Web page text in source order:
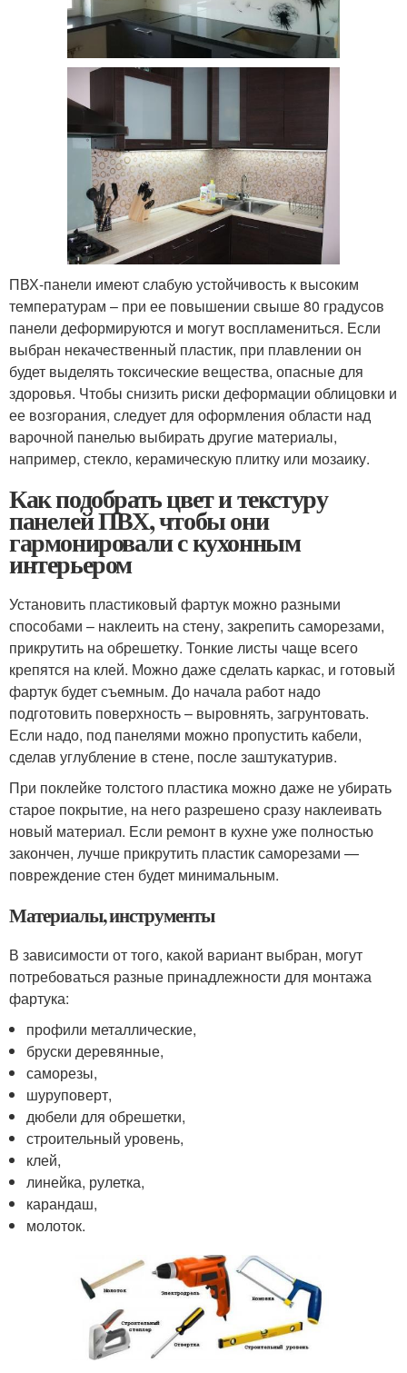
ПВХ-панели имеют слабую устойчивость к высоким
температурам – при ее повышении свыше 80 градусов
панели деформируются и могут воспламениться. Если
выбран некачественный пластик, при плавлении он
будет выделять токсические вещества, опасные для
здоровья. Чтобы снизить риски деформации облицовки и
ее возгорания, следует для оформления области над
варочной панелью выбирать другие материалы,
например, стекло, керамическую плитку или мозаику.
Как подобрать цвет и текстуру
панелей ПВХ, чтобы они
гармонировали с кухонным
интерьером
Установить пластиковый фартук можно разными
способами – наклеить на стену, закрепить саморезами,
прикрутить на обрешетку. Тонкие листы чаще всего
крепятся на клей. Можно даже сделать каркас, и готовый
фартук будет съемным. До начала работ надо
подготовить поверхность – выровнять, загрунтовать.
Если надо, под панелями можно пропустить кабели,
сделав углубление в стене, после заштукатурив.
При поклейке толстого пластика можно даже не убирать
старое покрытие, на него разрешено сразу наклеивать
новый материал. Если ремонт в кухне уже полностью
закончен, лучше прикрутить пластик саморезами —
повреждение стен будет минимальным.
Материалы, инструменты
В зависимости от того, какой вариант выбран, могут
потребоваться разные принадлежности для монтажа
фартука:
профили металлические,
бруски деревянные,
саморезы,
шуруповерт,
дюбели для обрешетки,
строительный уровень,
клей,
линейка, рулетка,
карандаш,
молоток.